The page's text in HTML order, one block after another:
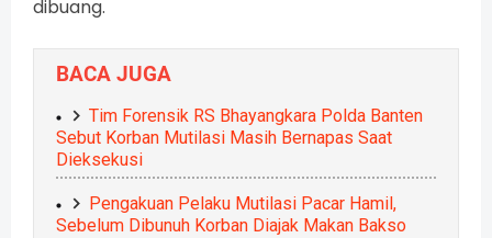
dibuang.
BACA JUGA
Tim Forensik RS Bhayangkara Polda Banten
Sebut Korban Mutilasi Masih Bernapas Saat
Dieksekusi
Pengakuan Pelaku Mutilasi Pacar Hamil,
Sebelum Dibunuh Korban Diajak Makan Bakso